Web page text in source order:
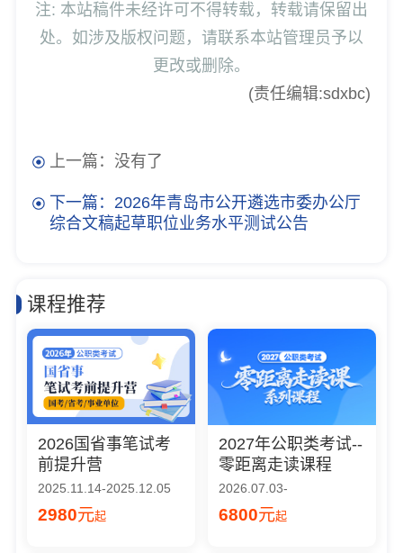
注: 本站稿件未经许可不得转载，转载请保留出
处。如涉及版权问题，请联系本站管理员予以
更改或删除。
(责任编辑:sdxbc)
上一篇：没有了
下一篇：2026年青岛市公开遴选市委办公厅
综合文稿起草职位业务水平测试公告
课程推荐
2026国省事笔试考
前提升营
2025.11.14-2025.12.05
2980元起
2027年公职类考试--
零距离走读课程
2026.07.03-
6800元起